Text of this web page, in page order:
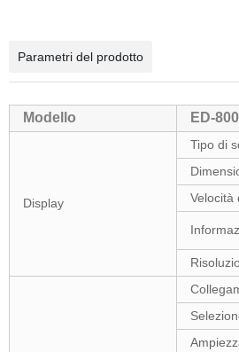
Parametri del prodotto
Modello ED-
Display
Tipo di
Velocità